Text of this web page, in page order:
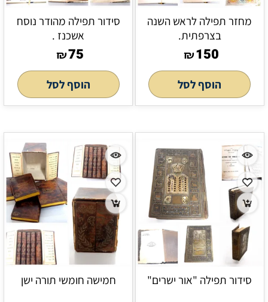
מחזר תפילה לראש השנה
בצרפתית.
₪150
הוסף לסל
סידור תפילה מהודר נוסח
אשכנז .
₪75
הוסף לסל
סידור תפילה "אור ישרים" חמישה חומשי תורה ישן